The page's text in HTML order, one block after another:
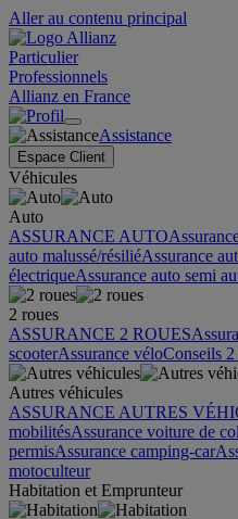
Aller au contenu principal
Particulier
Professionnels
Allianz en France
Assistance
Espace Client
Véhicules
Auto
ASSURANCE AUTO
auto malussé/résiliéAssurance
électriqueAssurance auto semi
2 roues
ASSURANCE 2 ROUES
scooterAssurance véloConseils 2
Autres véhicules
ASSURANCE AUTRES
mobilitésAssurance voiture de
permisAssurance camping-car
motoculteur
Habitation et Emprunteur